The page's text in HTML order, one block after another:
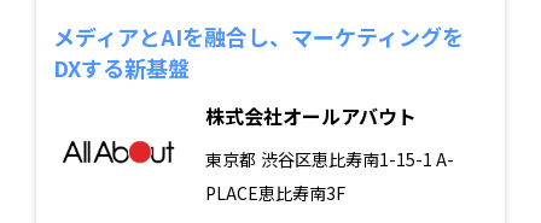
メディアとAIを融合し、マーケティングを
DXする新基盤
株式会社オールアバウト
東京都 渋谷区恵比寿南1-15-1 A-
PLACE恵比寿南3F